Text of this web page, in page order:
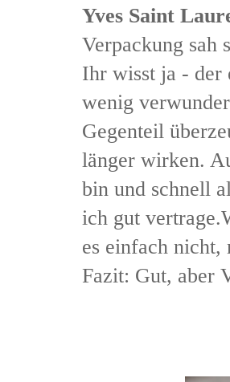
Yves Saint
Verpackung sah
Ihr wisst ja - der
wenig
Gegenteil
länger wirken.
bin und schnell
ich gut
es einfach
Fazit: Gut, aber